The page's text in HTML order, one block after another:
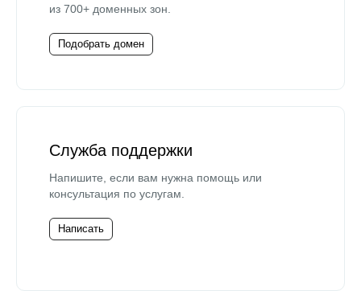
из 700+ доменных зон.
Подобрать домен
Служба поддержки
Напишите, если вам нужна помощь или
консультация по услугам.
Написать